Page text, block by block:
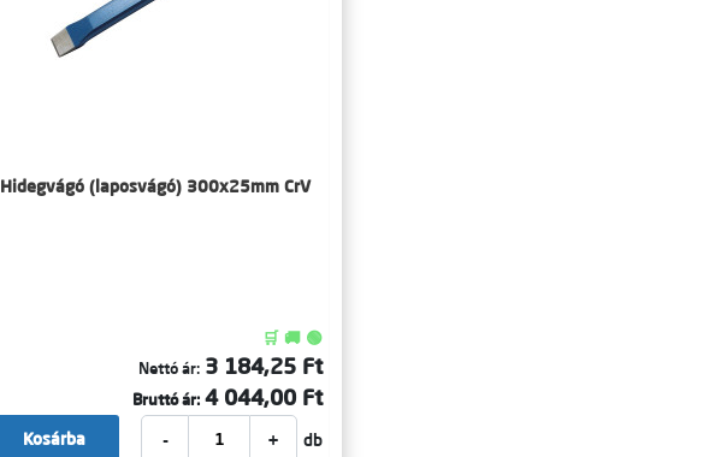
Hidegvágó (laposvágó) 300x25mm CrV
🛒 🚚 🟢
Nettó ár: 3 184,25 Ft
Bruttó ár: 4 044,00 Ft
- + db
Kosárba